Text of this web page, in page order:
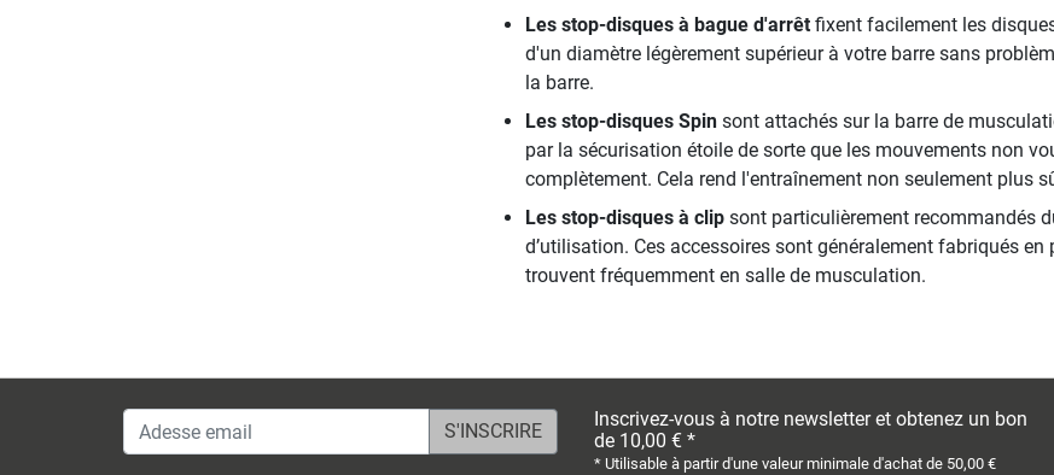
Les stop-disques à bague d'arrêtfixent facilement les
d'un diamètre légèrement supérieur à votre barre sans
la barre.
Les stop-disques Spinsont attachés sur la barre de
par la sécurisation étoile de sorte que les mouvements non
complètement. Cela rend l'entraînement non seulement plus
Les stop-disques à clipsont particulièrement recommandés
d’utilisation. Ces accessoires sont généralement fabriqués
trouvent fréquemment en salle de musculation.
Adesse email
Inscrivez-vous à notre newsletter et obtenez un bon
de 10,00 € *
* Utilisable à partir d'une valeur minimale d'achat de 50,00 €